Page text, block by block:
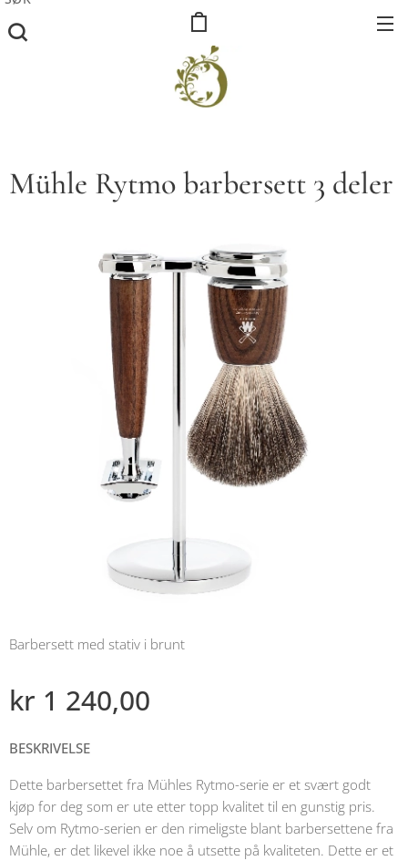
Mühle Rytmo barbersett 3 deler
Barbersett med stativ i brunt
kr 1 240,00
BESKRIVELSE
Dette barbersettet fra Mühles Rytmo-serie er et svært godt
kjøp for deg som er ute etter topp kvalitet til en gunstig pris.
Selv om Rytmo-serien er den rimeligste blant barbersettene fra
Mühle, er det likevel ikke noe å utsette på kvaliteten. Dette er et